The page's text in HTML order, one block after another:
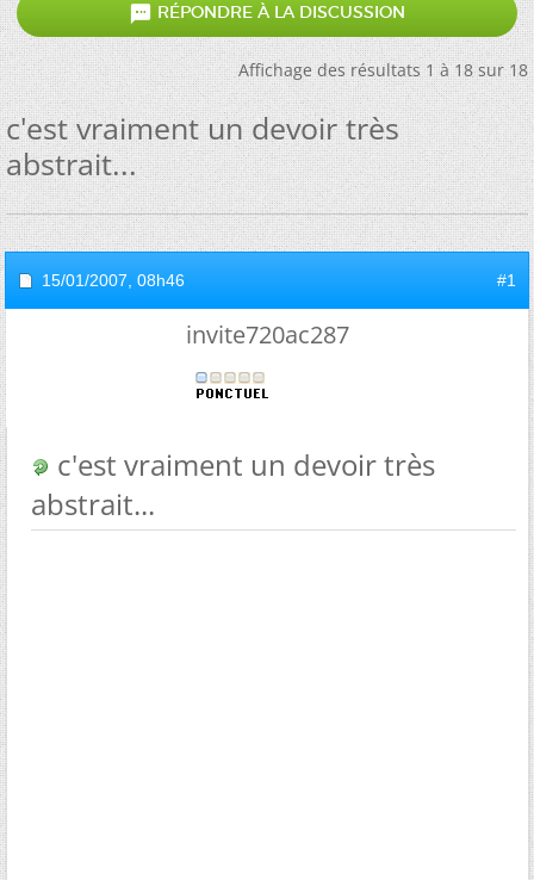
 RÉPONDRE À LA DISCUSSION
Affichage des résultats 1 à 18 sur 18
c'est vraiment un devoir très
abstrait...
15/01/2007, 08h46 #1
invite720ac287
c'est vraiment un devoir très
abstrait...